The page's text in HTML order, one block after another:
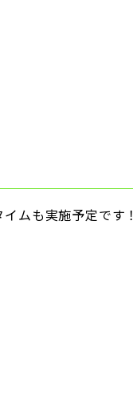
ムも実施予定です！